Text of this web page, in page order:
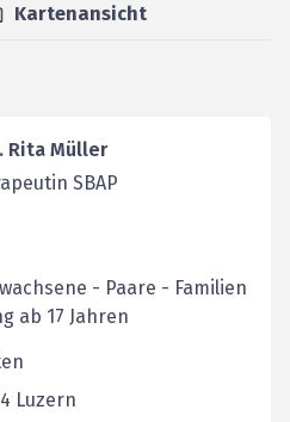
Kartenansicht
Rita Müller
SBAP
- Paare - Familien
ab 17 Jahren
Luzern